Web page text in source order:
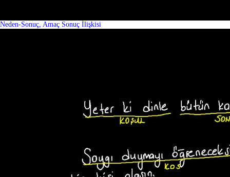
Neden-Sonuç, Amaç Sonuç İlişkisi